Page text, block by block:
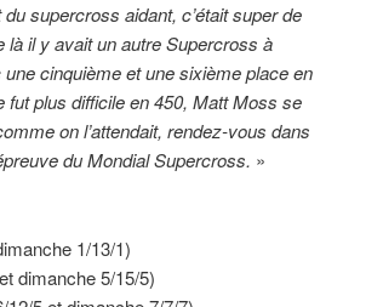
supercross aidant, c’était super de
il y avait un autre Supercross à
cinquième et une sixième place en
plus difficile en 450, Matt Moss se
on l’attendait, rendez-vous dans
du Mondial Supercross. »
1/13/1)
dimanche 5/15/5)